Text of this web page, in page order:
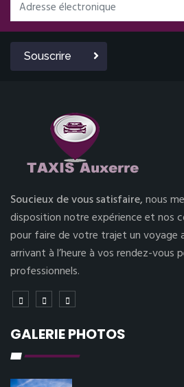
Souscrire
Soucieux de vous satisfaire,nous
disposition notre expérience et nos
pour faire de votre trajet un voyage
arrivant à l’heure à vos rendez-vous
professionnels.
GALERIE PHOTOS